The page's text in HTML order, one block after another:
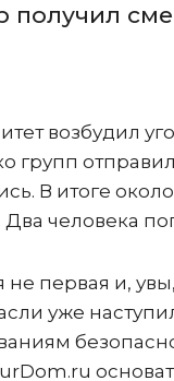
получил
возбудил
групп
В итоге
человека
не первая и,
уже